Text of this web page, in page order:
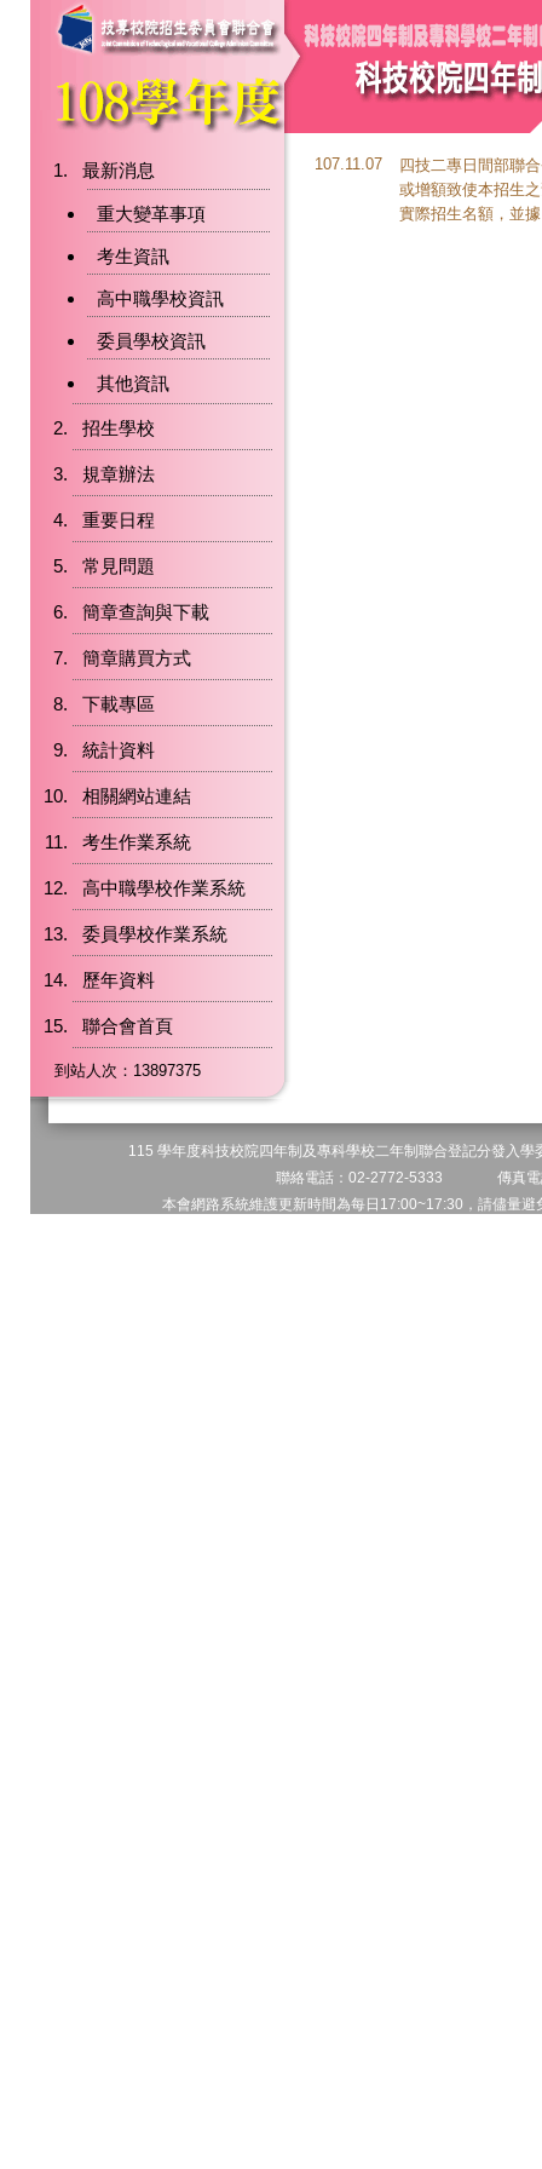
最新消息
重大變革事項
考生資訊
高中職學校資訊
委員學校資訊
其他資訊
招生學校
規章辦法
重要日程
常見問題
簡章查詢與下載
簡章購買方式
下載專區
統計資料
相關網站連結
考生作業系統
高中職學校作業系統
委員學校作業系統
歷年資料
聯合會首頁
到站人次：13897375
107.11.07
四技二專日間部聯
或增額致使本招生
實際招生名額，並
115 學年度科技校院四年制及專科學校二年制聯合登記分發
聯絡電話：02-2772-5333 傳真
本會網路系統維護更新時間為每日17:00~17:30，請儘量